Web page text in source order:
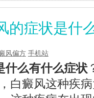
的症状是什
风偏方 手机站
什么有什么症状
白癜风这种疾